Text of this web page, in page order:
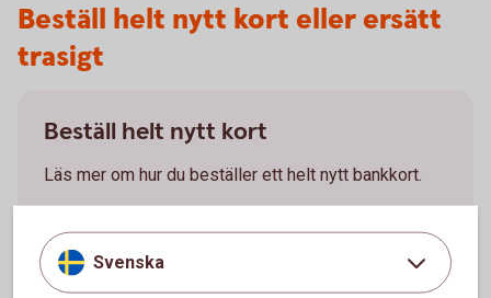
Beställ helt nytt kort eller ersätt
trasigt
Beställ helt nytt kort
Läs mer om hur du beställer ett helt nytt bankkort.
Beställa nyttbankkort
Svenska